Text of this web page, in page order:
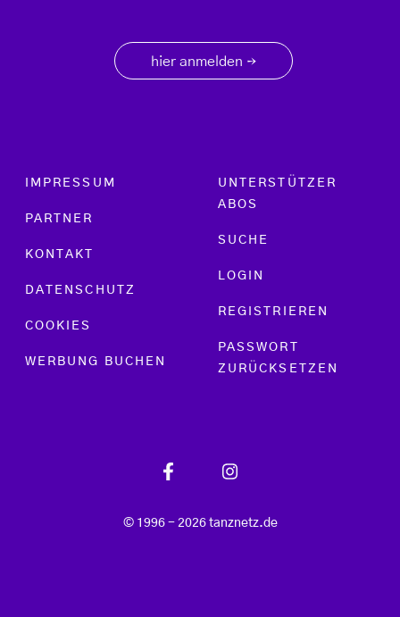
hier anmelden →
Footer menu
IMPRESSUM
PARTNER
KONTAKT
DATENSCHUTZ
COOKIES
WERBUNG BUCHEN
UNTERSTÜTZER
ABOS
SUCHE
LOGIN
REGISTRIEREN
PASSWORT
ZURÜCKSETZEN
© 1996 - 2026 tanznetz.de